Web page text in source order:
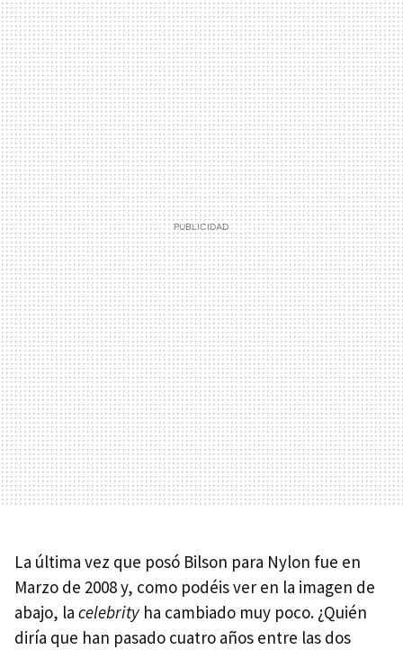
La última vez que posó Bilson para Nylon fue en
Marzo de 2008 y, como podéis ver en la imagen de
abajo, la celebrity ha cambiado muy poco. ¿Quién
diría que han pasado cuatro años entre las dos